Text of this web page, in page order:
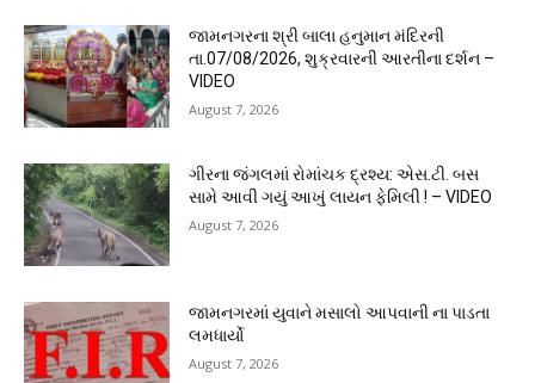
જામનગરના શ્રી બાલા હનુમાન મંદિરની
તા.07/08/2026, શુક્રવારની આરતીના દર્શન –
VIDEO
August 7, 2026
ગીરના જંગલમાં રોમાંચક દ્રશ્ય: એસ.ટી. બસ
સામે આવી ગયું આખું લાયન ફેમિલી ! – VIDEO
August 7, 2026
જામનગરમાં યુવાને મસાલો આપવાની ના પાડતા
લમધાર્યો
August 7, 2026